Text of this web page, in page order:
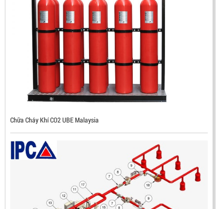
CHUẨN FM HÀN QUỐC
LIÊN HỆ
Mã sản phẩm: RX500
Chữa Cháy Khí CO2 UBE Malaysia